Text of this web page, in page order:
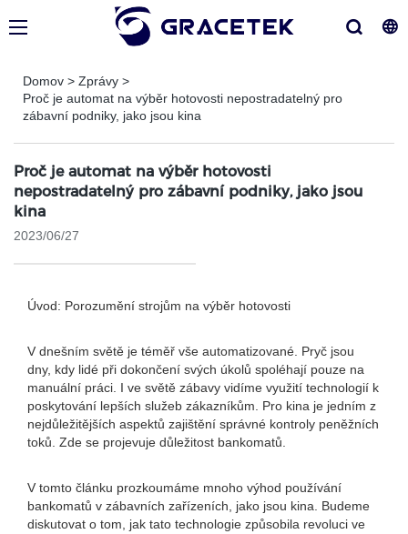
Domov > Zprávy >
Proč je automat na výběr hotovosti nepostradatelný pro
zábavní podniky, jako jsou kina
Proč je automat na výběr hotovosti
nepostradatelný pro zábavní podniky, jako jsou
kina
2023/06/27
Úvod: Porozumění strojům na výběr hotovosti
V dnešním světě je téměř vše automatizované. Pryč jsou
dny, kdy lidé při dokončení svých úkolů spoléhají pouze na
manuální práci. I ve světě zábavy vidíme využití technologií k
poskytování lepších služeb zákazníkům. Pro kina je jedním z
nejdůležitějších aspektů zajištění správné kontroly peněžních
toků. Zde se projevuje důležitost bankomatů.
V tomto článku prozkoumáme mnoho výhod používání
bankomatů v zábavních zařízeních, jako jsou kina. Budeme
diskutovat o tom, jak tato technologie způsobila revoluci ve